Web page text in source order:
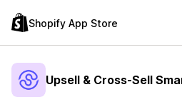
Shopify App Store
Upsell & Cross‑Sell